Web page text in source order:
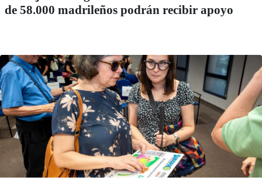
de 58.000 madrileños podrán recibir apoyo